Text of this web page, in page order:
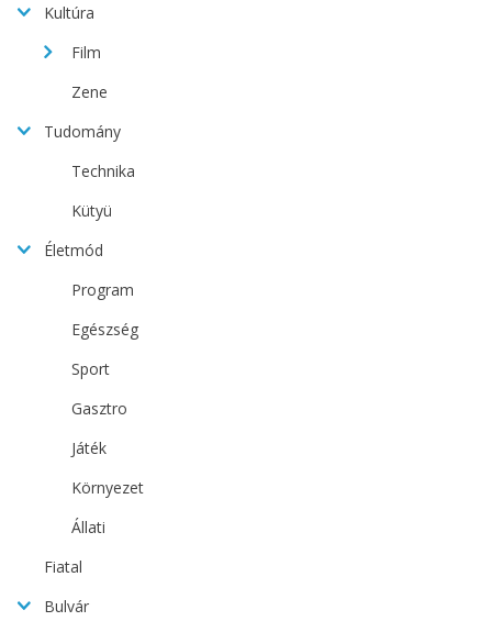
Kultúra
Film
Zene
Tudomány
Technika
Kütyü
Életmód
Program
Egészség
Sport
Gasztro
Játék
Környezet
Állati
Fiatal
Bulvár